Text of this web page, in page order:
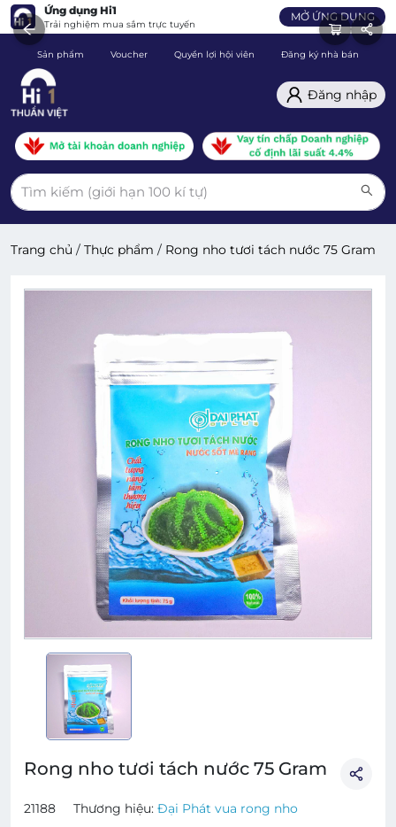
Ứng dụng Hi1
Trải nghiệm mua sắm trực tuyến
MỞ ỨNG DỤNG
Sản phẩm Voucher Quyền lợi hội viên Đăng ký nhà bán
Đăng nhập
Trang chủ / Thực phẩm / Rong nho tươi tách nước 75 Gram
Rong nho tươi tách nước 75 Gram
21188 Thương hiệu: Đại Phát vua rong nho